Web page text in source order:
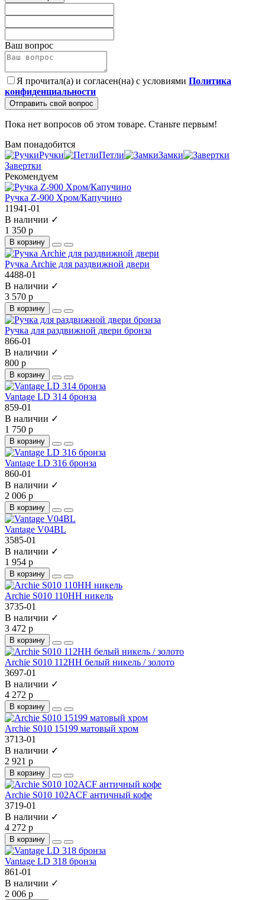
Ваш вопрос
Я прочитал(а) и согласен(на) с условиями Политика
конфиденциальности
Отправить свой вопрос
Пока нет вопросов об этом товаре. Станьте первым!
Вам понадобится
Ручки
Петли
Замки
Завертки
Рекомендуем
Ручка Z-900 Хром/Капучино
11941-01
В наличии ✓
1 350 р
В корзину
Ручка Archie для раздвижной двери
4488-01
В наличии ✓
3 570 р
В корзину
Ручка для раздвижной двери бронза
866-01
В наличии ✓
800 р
В корзину
Vantage LD 314 бронза
859-01
В наличии ✓
1 750 р
В корзину
Vantage LD 316 бронза
860-01
В наличии ✓
2 006 р
В корзину
Vantage V04BL
3585-01
В наличии ✓
1 954 р
В корзину
Archie S010 110HH никель
3735-01
В наличии ✓
3 472 р
В корзину
Archie S010 112HH белый никель / золото
3697-01
В наличии ✓
4 272 р
В корзину
Archie S010 15199 матовый хром
3713-01
В наличии ✓
2 921 р
В корзину
Archie S010 102ACF античный кофе
3719-01
В наличии ✓
4 272 р
В корзину
Vantage LD 318 бронза
861-01
В наличии ✓
2 006 р